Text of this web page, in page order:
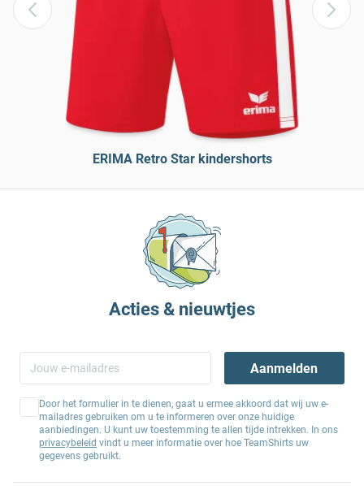
ERIMA Retro Star kindershorts
Acties & nieuwtjes
Aanmelden
Door het formulier in te dienen, gaat u ermee akkoord dat wij uw e-
mailadres gebruiken om u te informeren over onze huidige
aanbiedingen. U kunt uw toestemming te allen tijde intrekken. In ons
privacybeleid vindt u meer informatie over hoe TeamShirts uw
gegevens gebruikt.